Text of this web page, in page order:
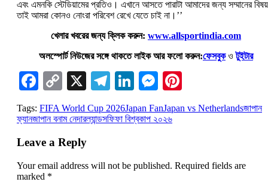
এবং এমনকি স্টেডিয়ামের প্রতিও। এখানে আসতে পারাটা আমাদের জন্য সম্মানের
তাই আমরা কোনও নোংরা পরিবেশ রেখে যেতে চাই না।’’
খেলার খবরের জন্য ক্লিক করুন: www.allsportindia.com
অলস্পোর্ট নিউজের সঙ্গে থাকতে লাইক আর ফলো করুন:ফেসবুকওটুইটার
Facebook
Copy
Link
X Telegram
LinkedIn
Messenger
Tags: FIFA World Cup 2026Japan FanJapan vs Netherlandsজাপান
ফ্যানজাপান বনাম নেদারল্যান্ডসফিফা বিশ্বকাপ ২০২৬
Leave a Reply
Your email address will not be published. Required fields are
marked *